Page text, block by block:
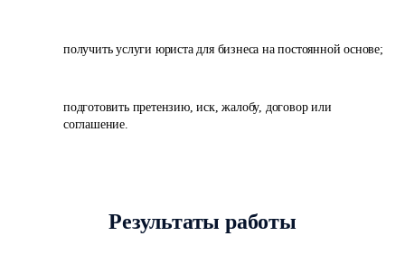
получить услуги юриста для бизнеса на постоянной основе;
подготовить претензию, иск, жалобу, договор или
соглашение.
Результаты работы